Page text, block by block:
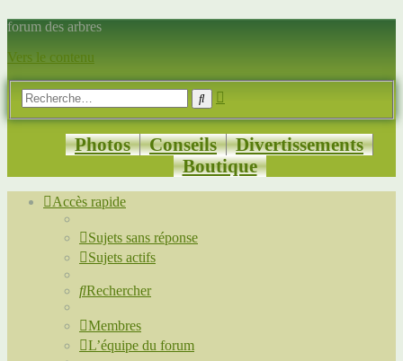
forum des arbres
Vers le contenu
Rechercher
Photos Conseils
Divertissements
Boutique
Accès rapide
Sujets sans réponse
Sujets actifs
Rechercher
Membres
L’équipe du forum